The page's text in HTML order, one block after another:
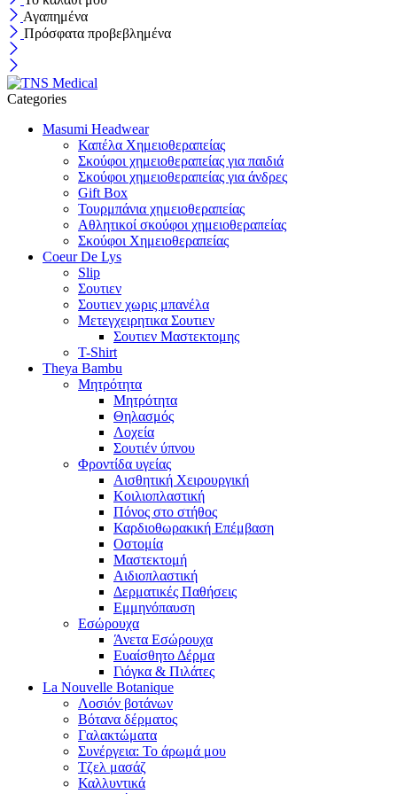
Αγαπημένα
Πρόσφατα προβεβλημένα
Categories
Masumi Headwear
Καπέλα Χημειοθεραπείας
Σκούφοι χημειοθεραπείας για παιδιά
Σκούφοι χημειοθεραπείας για άνδρες
Gift Box
Τουρμπάνια χημειοθεραπείας
Αθλητικοί σκούφοι χημειοθεραπείας
Σκούφοι Χημειοθεραπείας
Coeur De Lys
Slip
Σουτιεν
Σουτιεν χωρις μπανέλα
Μετεγχειρητικα Σουτιεν
Σουτιεν Μαστεκτομης
T-Shirt
Theya Bambu
Μητρότητα
Μητρότητα
Θηλασμός
Λοχεία
Σουτιέν ύπνου
Φροντίδα υγείας
Αισθητική Χειρουργική
Κοιλιοπλαστική
Πόνος στο στήθος
Καρδιοθωρακική Επέμβαση
Οστομία
Μαστεκτομή
Αιδιοπλαστική
Δερματικές Παθήσεις
Εμμηνόπαυση
Εσώρουχα
Άνετα Εσώρουχα
Ευαίσθητο Δέρμα
Γιόγκα & Πιλάτες
La Nouvelle Botanique
Λοσιόν βοτάνων
Βότανα δέρματος
Γαλακτώματα
Συνέργεια: Το άρωμά μου
Τζελ μασάζ
Καλλυντικά